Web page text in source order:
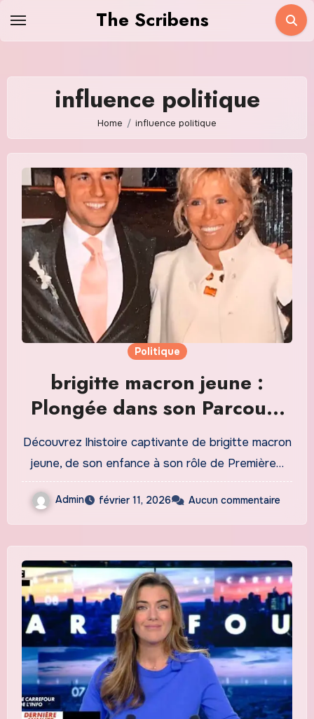
The Scribens
influence politique
Home influence politique
Politique
brigitte macron jeune :
Plongée dans son Parcours
Inspirant et son Héritage
Moderne
Découvrez lhistoire captivante de brigitte macron
jeune, de son enfance à son rôle de Première…
Admin février 11, 2026 Aucun commentaire